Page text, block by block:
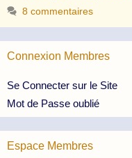
8 commentaires
Connexion Membres
Se Connecter sur le Site
Mot de Passe oublié
Espace Membres